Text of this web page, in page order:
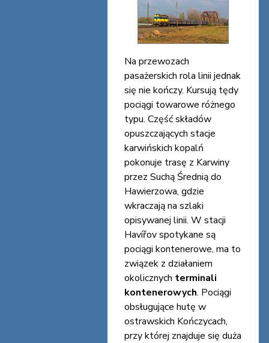
Na przewozach
pasażerskich rola linii jednak
się nie kończy. Kursują tędy
pociągi towarowe różnego
typu. Część składów
opuszczających stacje
karwińskich kopalń
pokonuje trasę z Karwiny
przez Suchą Średnią do
Hawierzowa, gdzie
wkraczają na szlaki
opisywanej linii. W stacji
Havířov spotykane są
pociągi kontenerowe, ma to
związek z działaniem
okolicznych terminali
kontenerowych. Pociągi
obsługujące hutę w
ostrawskich Kończycach,
przy której znajduje się duża